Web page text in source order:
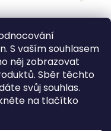
S vaším souhlasem
něj zobrazovat
Sběr těchto
svůj souhlas.
na tlačítko